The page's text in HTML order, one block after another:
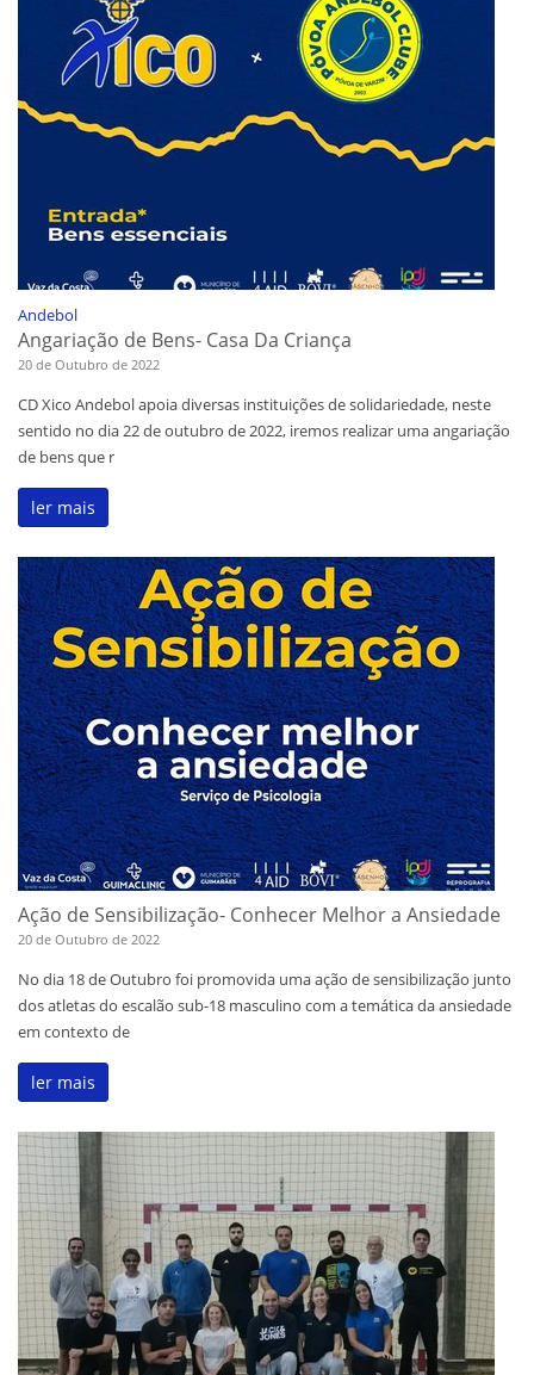
Andebol
Angariação de Bens- Casa Da Criança
20 de Outubro de 2022
CD Xico Andebol apoia diversas instituições de solidariedade, neste
sentido no dia 22 de outubro de 2022, iremos realizar uma angariação
de bens que r
ler mais
Ação de Sensibilização- Conhecer Melhor a Ansiedade
20 de Outubro de 2022
No dia 18 de Outubro foi promovida uma ação de sensibilização junto
dos atletas do escalão sub-18 masculino com a temática da ansiedade
em contexto de
ler mais